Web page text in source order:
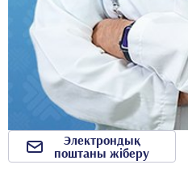
Электрондық
поштаны жіберу